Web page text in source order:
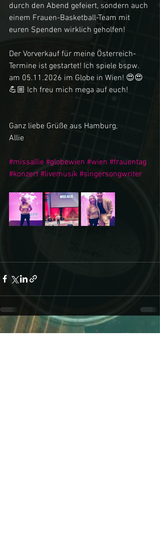
durch den Abend gefeiert, sondern auch
einem Frauen-Basketball-Team mit
euren Spenden wirklich geholfen!
Der Vorverkauf für meine Österreich-
Termine ist gestartet! Ich spiele bspw.
am 05.11.2026 im Globe in Wien! 😍😍
💪🏼 Ich freu mich mega auf euch!
Ganz liebe Grüße aus Hamburg,
Allie
#missallie #globewien #wien #frauentag
#konzert #livemusik #singersongwriter
Alle ansehen